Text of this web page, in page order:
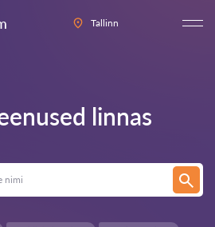
Tallinn
linnas